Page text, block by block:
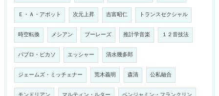
Ｅ・Ａ・アボット 次元上昇 吉富昭仁 トランスセクシャル
時空転換 メシアン ブーレーズ 推計学音楽 １２音技法
パブロ・ピカソ エッシャー 清水幾多郎
ジェームズ・ミッチェナー 荒木義明 森清 公私融合